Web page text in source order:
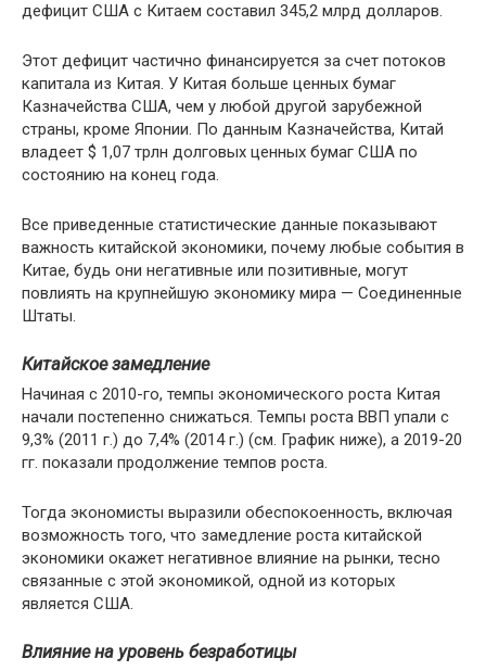
дефицит США с Китаем составил 345,2 млрд долларов.
Этот дефицит частично финансируется за счет потоков
капитала из Китая. У Китая больше ценных бумаг
Казначейства США, чем у любой другой зарубежной
страны, кроме Японии. По данным Казначейства, Китай
владеет $ 1,07 трлн долговых ценных бумаг США по
состоянию на конец года.
Все приведенные статистические данные показывают
важность китайской экономики, почему любые события в
Китае, будь они негативные или позитивные, могут
повлиять на крупнейшую экономику мира — Соединенные
Штаты.
Китайское замедление
Начиная с 2010-го, темпы экономического роста Китая
начали постепенно снижаться. Темпы роста ВВП упали с
9,3% (2011 г.) до 7,4% (2014 г.) (см. График ниже), а 2019-20
гг. показали продолжение темпов роста.
Тогда экономисты выразили обеспокоенность, включая
возможность того, что замедление роста китайской
экономики окажет негативное влияние на рынки, тесно
связанные с этой экономикой, одной из которых
является США.
Влияние на уровень безработицы